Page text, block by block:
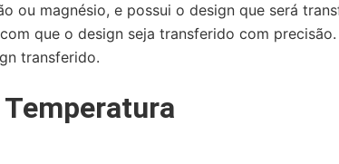
ou magnésio, e possui o design que será
que o design seja transferido com
transferido.